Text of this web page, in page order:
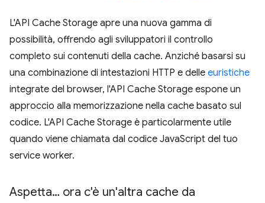
L'API Cache Storage apre una nuova gamma di
possibilità, offrendo agli sviluppatori il controllo
completo sui contenuti della cache. Anziché basarsi su
una combinazione di intestazioni HTTP e delle euristiche
integrate del browser, l'API Cache Storage espone un
approccio alla memorizzazione nella cache basato sul
codice. L'API Cache Storage è particolarmente utile
quando viene chiamata dal codice JavaScript del tuo
service worker.
Aspetta… ora c'è un'altra cache da